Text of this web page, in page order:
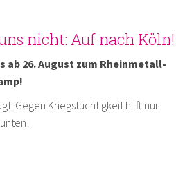
nicht: Auf nach Köln!
ab 26. August zum Rheinmetall-
Gegen Kriegstüchtigkeit hilft nur